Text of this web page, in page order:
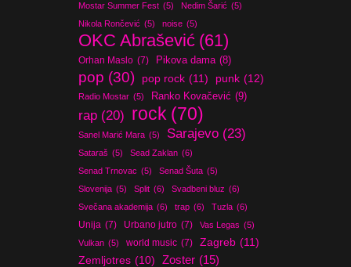
Mostar Summer Fest (5) Nedim Šarić (5)
Nikola Rončević (5) noise (5)
OKC Abrašević (61)
Orhan Maslo (7) Pikova dama (8)
pop (30) pop rock (11) punk (12)
Radio Mostar (5) Ranko Kovačević (9)
rap (20) rock (70)
Sanel Marić Mara (5) Sarajevo (23)
Sataraš (5) Sead Zaklan (6)
Senad Trnovac (5) Senad Šuta (5)
Slovenija (5) Split (6) Svadbeni bluz (6)
Svečana akademija (6) trap (6) Tuzla (6)
Unija (7) Urbano jutro (7) Vas Legas (5)
Vulkan (5) world music (7) Zagreb (11)
Zemljotres (10) Zoster (15)